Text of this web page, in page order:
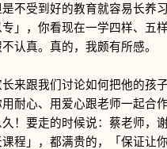
不受到好的教育就容易长养
」，你看现在一学四样、五
认真。真的，我颇有所感。
跟我们讨论如何把他的孩
耐心、用爱心跟老师一起合
！要走的时候说：蔡老师，
程」，都满贵的，「保证让